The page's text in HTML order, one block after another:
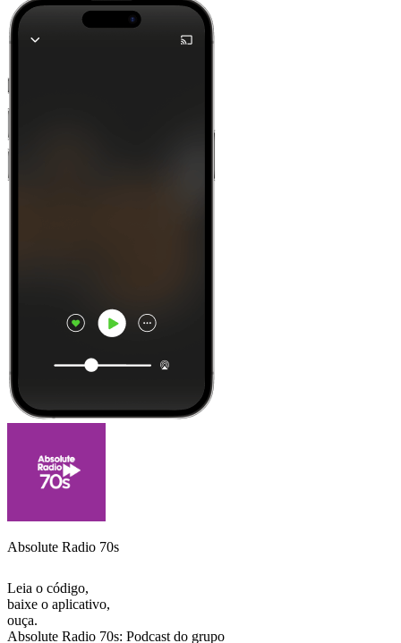
Absolute Radio 70s
Leia o código,
baixe o aplicativo,
ouça.
Absolute Radio 70s: Podcast do grupo